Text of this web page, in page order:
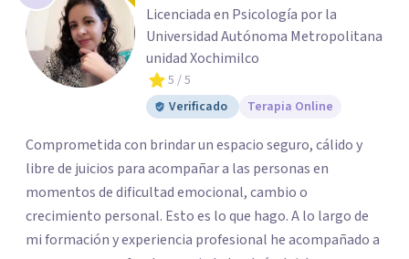
Licenciada en Psicología por la
Universidad Autónoma Metropolitana
unidad Xochimilco
5 / 5
Verificado
Terapia Online
Comprometida con brindar un espacio seguro, cálido y
libre de juicios para acompañar a las personas en
momentos de dificultad emocional, cambio o
crecimiento personal. Esto es lo que hago. A lo largo de
mi formación y experiencia profesional he acompañado a